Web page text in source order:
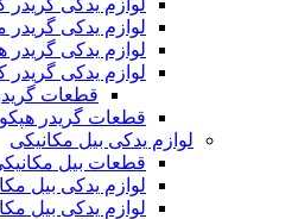
لوازم یدکی گریدر کوماتسو
لوازم یدکی گریدر میتسوبیشی
لوازم یدکی گریدر هپکو
لوازم یدکی گریدر کاترپیلار
قطعات گریدر کاترپیلار
قطعات گریدر هپکو
لوازم یدکی بیل مکانیکی
قطعات بیل مکانیکی هیوندا
لوازم یدکی بیل مکانیکی هپکو
لوازم یدکی بیل مکانیکی ولوو